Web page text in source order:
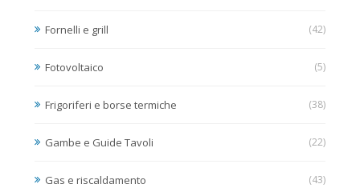
Fornelli e grill (42)
Fotovoltaico (5)
Frigoriferi e borse termiche (38)
Gambe e Guide Tavoli (22)
Gas e riscaldamento (43)